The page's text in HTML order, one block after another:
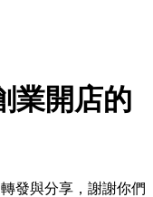
業開店的
發與分享，謝謝你們